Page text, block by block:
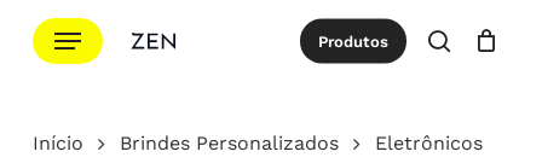
para
principal
Menu Produtos
procurar
Cotação Close
Início Brindes Personalizados
Eletrônicos